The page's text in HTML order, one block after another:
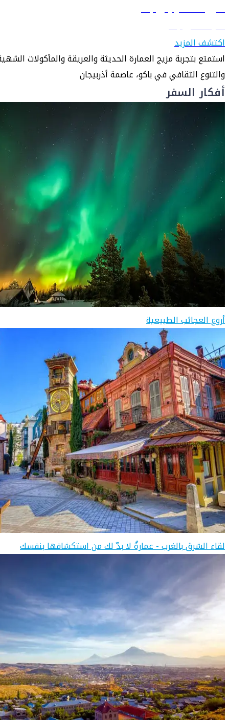
دليل السفر إلى باكو
تعرّف على باكو
اكتشف المزيد
استمتع بتجربة مزيج العمارة الحديثة والعريقة والمأكولات
والتنوع الثقافي في باكو، عاصمة أذربيجان
أفكار السفر
أروع العجائب الطبيعية
لقاء الشرق بالغرب - عمارةٌ لا بدّ لك من استكشافها بنفسك